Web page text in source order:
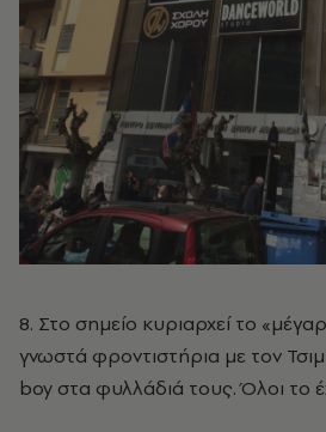
8. Στο σημείο κυριαρχεί το
γνωστά φροντιστήρια με τον
boy στα φυλλάδιά τους. Όλοι το